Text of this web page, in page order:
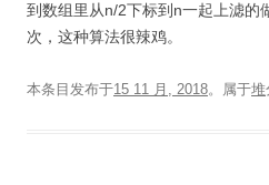
到数组里从n/2下标到n一起上滤的
次，这种算法很辣鸡。
本条目发布于15 11 月, 2018。属于堆